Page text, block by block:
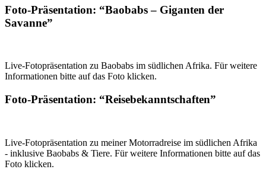
Foto-Präsentation: “Baobabs – Giganten der
Savanne”
Live-Fotopräsentation zu Baobabs im südlichen Afrika. Für weitere
Informationen bitte auf das Foto klicken.
Foto-Präsentation: “Reisebekanntschaften”
Live-Fotopräsentation zu meiner Motorradreise im südlichen Afrika
- inklusive Baobabs & Tiere. Für weitere Informationen bitte auf das
Foto klicken.